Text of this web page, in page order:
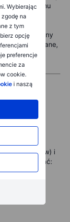
Wybierając
na
z tym
opcję
preferencje
za
cookie.
i naszą
reżimu
miejsce, w
relację
nawet terminy
mierze pomijane,
strike’ach.
W
krzywa
(skew) i
poczekać:
a nie